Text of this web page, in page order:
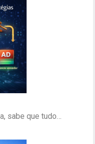
sabe que tudo…